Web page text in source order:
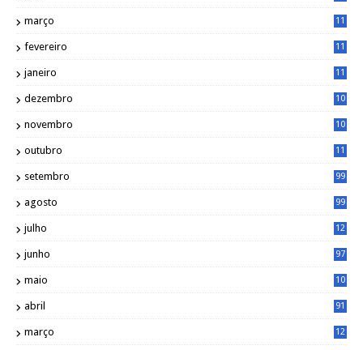
março
11
fevereiro
11
janeiro
11
dezembro
10
novembro
10
outubro
11
setembro 99
agosto 99
julho
12
junho 97
maio
10
abril 91
março
12